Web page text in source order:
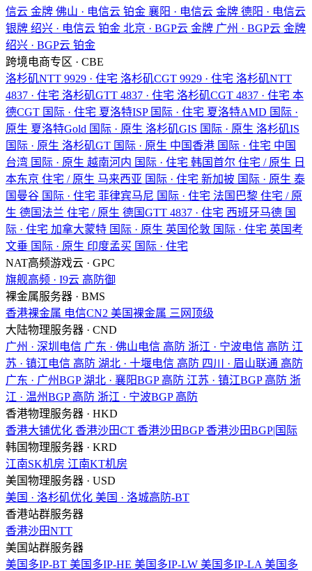
信云 金牌 佛山 · 电信云 铂金 襄阳 · 电信云 金牌 德阳 · 电信云
银牌 绍兴 · 电信云 铂金 北京 · BGP云 金牌 广州 · BGP云 金牌
绍兴 · BGP云 铂金
跨境电商专区 · CBE
洛杉矶NTT 9929 · 住宅 洛杉矶CGT 9929 · 住宅 洛杉矶NTT
4837 · 住宅 洛杉矶GTT 4837 · 住宅 洛杉矶CGT 4837 · 住宅 本
德CGT 国际 · 住宅 夏洛特ISP 国际 · 住宅 夏洛特AMD 国际 ·
原生 夏洛特Gold 国际 · 原生 洛杉矶GIS 国际 · 原生 洛杉矶IS
国际 · 原生 洛杉矶GT 国际 · 原生 中国香港 国际 · 住宅 中国
台湾 国际 · 原生 越南河内 国际 · 住宅 韩国首尔 住宅 / 原生 日
本东京 住宅 / 原生 马来西亚 国际 · 住宅 新加披 国际 · 原生 泰
国曼谷 国际 · 住宅 菲律宾马尼 国际 · 住宅 法国巴黎 住宅 / 原
生 德国法兰 住宅 / 原生 德国GTT 4837 · 住宅 西班牙马德 国
际 · 住宅 加拿大蒙特 国际 · 原生 英国伦敦 国际 · 住宅 英国考
文垂 国际 · 原生 印度孟买 国际 · 住宅
NAT高频游戏云 · GPC
旗舰高频 · I9云 高防御
裸金属服务器 · BMS
香港裸金属 电信CN2 美国裸金属 三网顶级
大陆物理服务器 · CND
广州 · 深圳电信 广东 · 佛山电信 高防 浙江 · 宁波电信 高防 江
苏 · 镇江电信 高防 湖北 · 十堰电信 高防 四川 · 眉山联通 高防
广东 · 广州BGP 湖北 · 襄阳BGP 高防 江苏 · 镇江BGP 高防 浙
江 · 温州BGP 高防 浙江 · 宁波BGP 高防
香港物理服务器 · HKD
香港大铺优化 香港沙田CT 香港沙田BGP 香港沙田BGP|国际
韩国物理服务器 · KRD
江南SK机房 江南KT机房
美国物理服务器 · USD
美国 · 洛杉矶优化 美国 · 洛城高防-BT
香港站群服务器
香港沙田NTT
美国站群服务器
美国多IP-BT 美国多IP-HE 美国多IP-LW 美国多IP-LA 美国多